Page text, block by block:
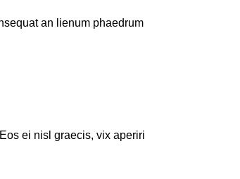
an lienum phaedrum
ei nisl graecis, vix aperiri